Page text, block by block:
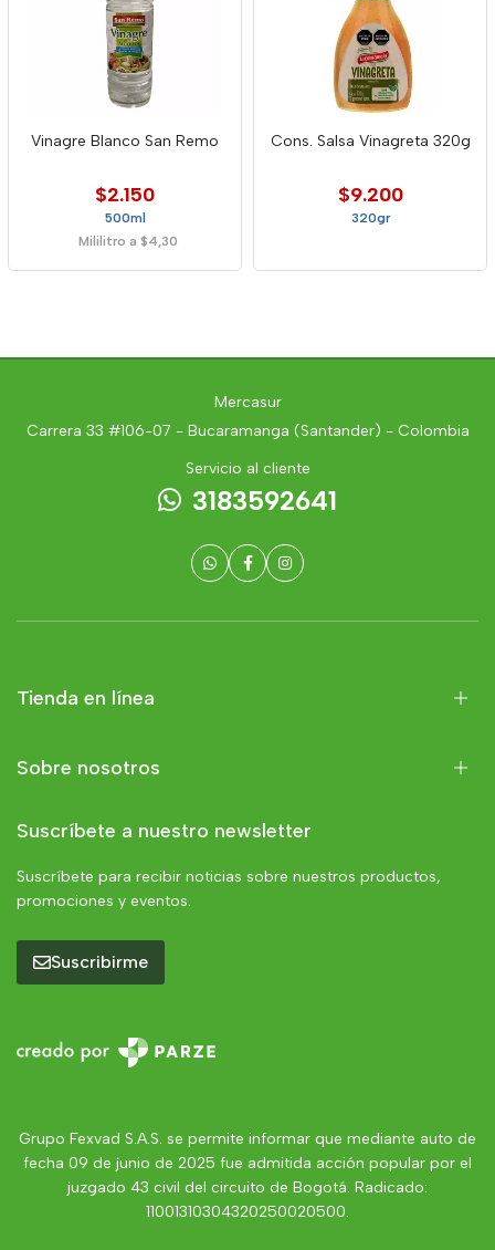
Vinagre Blanco San Remo
$2.150
500ml
Mililitro a $4,30
Cons. Salsa Vinagreta 320g
$9.200
320gr
Mercasur
Carrera 33 #106-07 - Bucaramanga (Santander) - Colombia
Servicio al cliente
3183592641
Tienda en línea
Sobre nosotros
Suscríbete a nuestro newsletter
Suscríbete para recibir noticias sobre nuestros productos,
promociones y eventos.
Suscribirme
Grupo Fexvad S.A.S. se permite informar que mediante auto de
fecha 09 de junio de 2025 fue admitida acción popular por el
juzgado 43 civil del circuito de Bogotá. Radicado:
11001310304320250020500.